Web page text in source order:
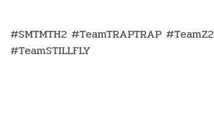
#SMTMTH2 #TeamTRAPTRAP
#TeamSTILLFLY